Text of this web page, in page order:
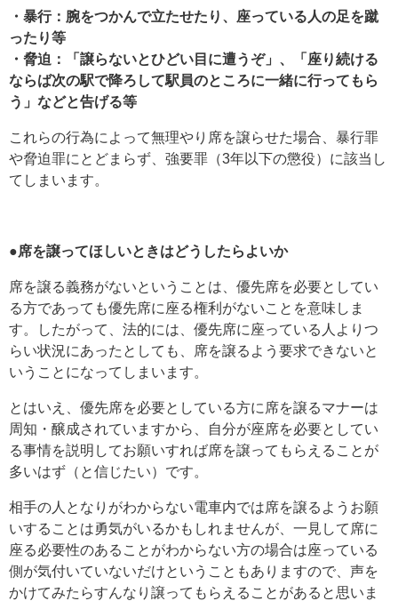
・暴行：腕をつかんで立たせたり、座っている人の足を蹴
ったり等
・脅迫：「譲らないとひどい目に遭うぞ」、「座り続ける
ならば次の駅で降ろして駅員のところに一緒に行ってもら
う」などと告げる等
これらの行為によって無理やり席を譲らせた場合、暴行罪
や脅迫罪にとどまらず、強要罪（3年以下の懲役）に該当し
てしまいます。
●席を譲ってほしいときはどうしたらよいか
席を譲る義務がないということは、優先席を必要としてい
る方であっても優先席に座る権利がないことを意味しま
す。したがって、法的には、優先席に座っている人よりつ
らい状況にあったとしても、席を譲るよう要求できないと
いうことになってしまいます。
とはいえ、優先席を必要としている方に席を譲るマナーは
周知・醸成されていますから、自分が座席を必要としてい
る事情を説明してお願いすれば席を譲ってもらえることが
多いはず（と信じたい）です。
相手の人となりがわからない電車内では席を譲るようお願
いすることは勇気がいるかもしれませんが、一見して席に
座る必要性のあることがわからない方の場合は座っている
側が気付いていないだけということもありますので、声を
かけてみたらすんなり譲ってもらえることがあると思いま